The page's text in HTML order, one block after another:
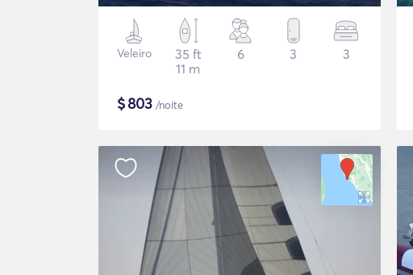
Veleiro
35 ft
11 m
6 3 3
$803 /noite